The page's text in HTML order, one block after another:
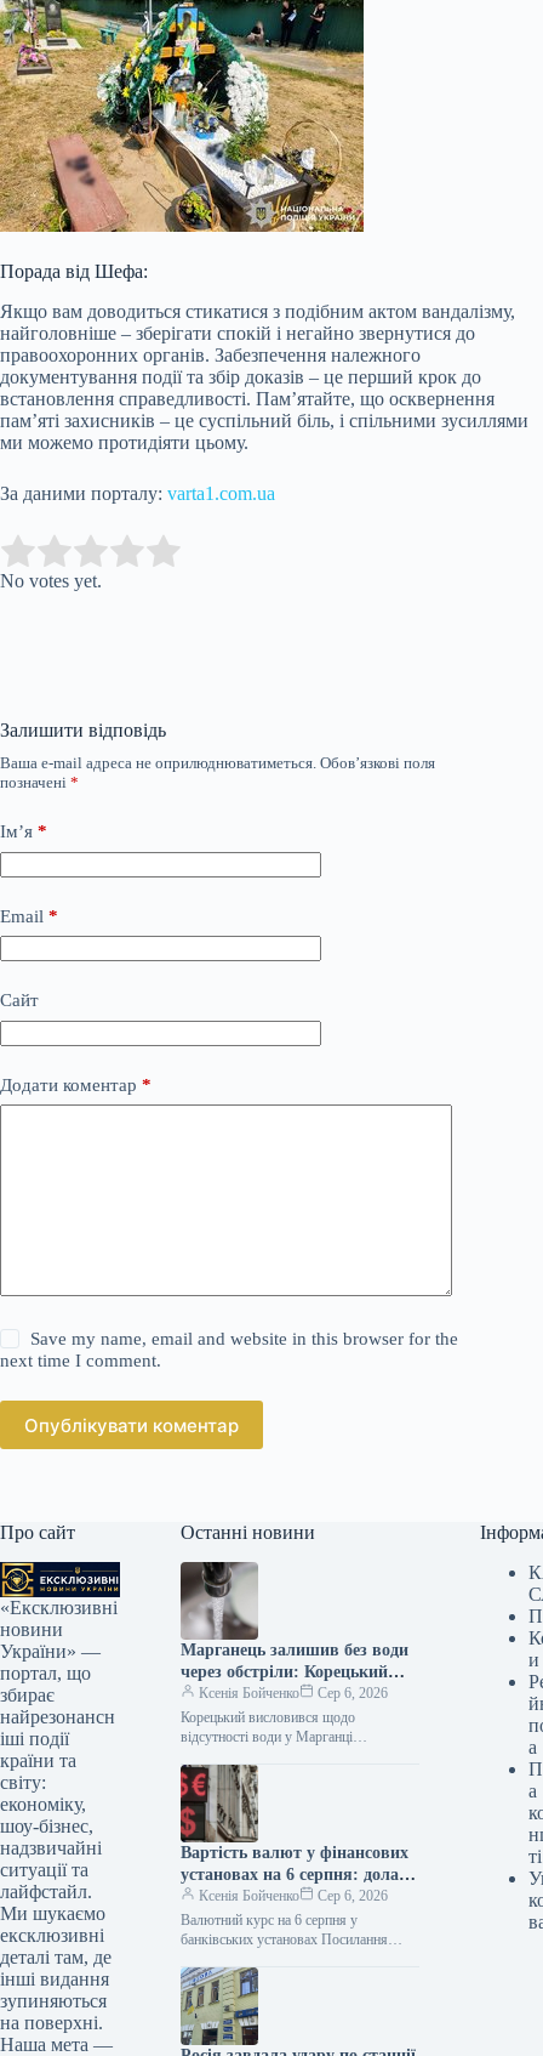
Порада від Шефа:
Якщо вам доводиться стикатися з подібним актом вандалізму,
найголовніше – зберігати спокій і негайно звернутися до
правоохоронних органів. Забезпечення належного
документування події та збір доказів – це перший крок до
встановлення справедливості. Пам’ятайте, що осквернення
пам’яті захисників – це суспільний біль, і спільними зусиллями
ми можемо протидіяти цьому.
За даними порталу: varta1.com.ua
Rate this item:
No votes yet.
Залишити відповідь
Ваша e-mail адреса не оприлюднюватиметься. Обов’язкові поля
позначені *
Ім’я *
Email *
Сайт
Додати коментар *
Save my name, email and website in this browser for the
next time I comment.
Опублікувати коментар
Про сайт
«Ексклюзивні
новини
України» —
портал, що
збирає
найрезонансн
іші події
країни та
світу:
економіку,
шоу-бізнес,
надзвичайні
ситуації та
лайфстайл.
Ми шукаємо
ексклюзивні
деталі там, де
інші видання
зупиняються
на поверхні.
Наша мета —
Останні новини
Марганець залишив без води
через обстріли: Корецький
зробив висновки
Ксенія Бойченко
Сер 6, 2026
Корецький висловився щодо
відсутності води у Марганці
уряду Сергій Корецький вислухав звіт
голови Дніпропетровської обласної
військової адміністрації…
Вартість валют у фінансових
установах на 6 серпня: долар
— 44,95 гривень, євро — 51,93
гривень
Ксенія Бойченко
Сер 6, 2026
Валютний курс на 6 серпня у
банківських установах Посилання
серпня, банки оновили валютні
котирування: середній…
и
а
а
ті